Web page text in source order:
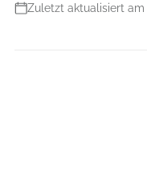
Zuletzt aktualisiert am